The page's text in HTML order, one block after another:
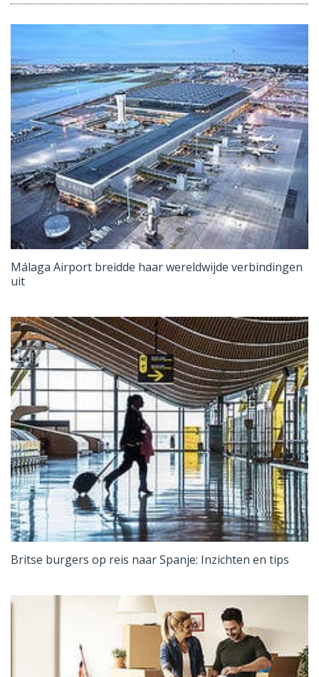
Málaga Airport breidde haar wereldwijde verbindingen
uit
Britse burgers op reis naar Spanje: Inzichten en tips